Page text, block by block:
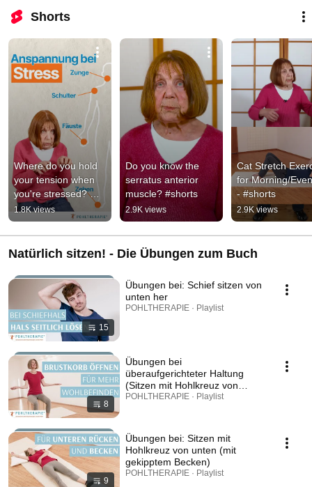
Shorts
Where do you hold
your tension when
you're stressed?
#shorts
1.8K views
Do you know the
serratus anterior
muscle? #shorts
2.9K views
Cat Stretch
for Morning/
- #shorts
2.9K views
Natürlich sitzen! - Die Übungen zum Buch
15
Übungen bei: Schief sitzen von
unten her
POHLTHERAPIE · Playlist
8
Übungen bei
überaufgerichteter Haltung
(Sitzen mit Hohlkreuz von
oben)
POHLTHERAPIE · Playlist
9
Übungen bei: Sitzen mit
Hohlkreuz von unten (mit
gekipptem Becken)
POHLTHERAPIE · Playlist